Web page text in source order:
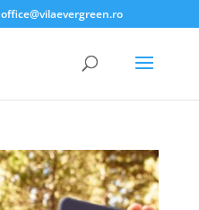
office@vilaevergreen.ro